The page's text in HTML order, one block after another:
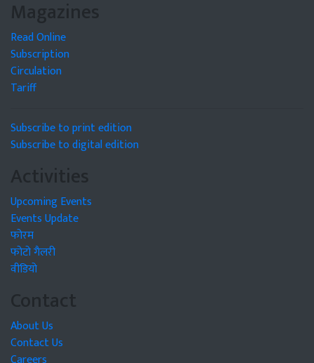
Magazines
Read Online
Subscription
Circulation
Tariff
Subscribe to print edition
Subscribe to digital edition
Activities
Upcoming Events
Events Update
फोरम
फोटो गैलरी
वीडियो
Contact
About Us
Contact Us